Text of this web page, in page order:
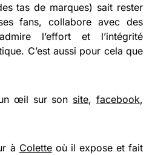
tas de marques) sait rester
fans, collabore avec des
l’effort et l’intégrité
C’est aussi pour cela que
œil sur son site,facebook,
à Coletteoù il expose et fait